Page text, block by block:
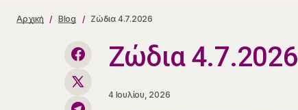
Αισθηματικά Ταρώ 4-5.7.2026
Αρχική Blog Ζώδια 4.7.2026
Ζώδια 4.7.2026
4 Ιουλίου, 2026